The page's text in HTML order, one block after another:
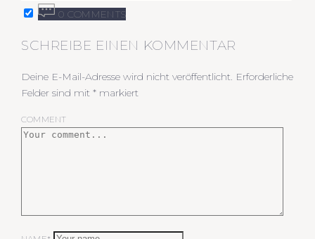
0 COMMENTS
SCHREIBE EINEN KOMMENTAR
Deine E-Mail-Adresse wird nicht veröffentlicht. Erforderliche
Felder sind mit * markiert
COMMENT